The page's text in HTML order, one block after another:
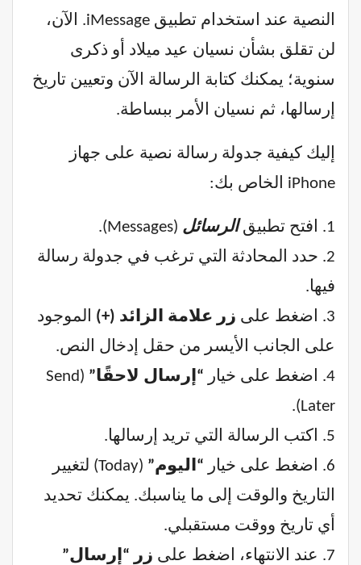
النصية عند استخدام تطبيق iMessage. الآن،
لن تقلق بشأن نسيان عيد ميلاد أو ذكرى
سنوية؛ يمكنك كتابة الرسالة الآن وتعيين تاريخ
إرسالها، ثم نسيان الأمر ببساطة.
إليك كيفية جدولة رسالة نصية على جهاز
iPhone الخاص بك:
1. افتح تطبيق الرسائل (Messages).
2. حدد المحادثة التي ترغب في جدولة رسالة
فيها.
3. اضغط على
زر علامة الزائد (+) الموجود
على الجانب الأيسر من حقل إدخال النص.
4. اضغط على خيار
“إرسال لاحقًا”
(Send
Later).
5. اكتب الرسالة التي تريد إرسالها.
6. اضغط على خيار
“اليوم”
(Today) لتغيير
التاريخ والوقت إلى ما يناسبك. يمكنك تحديد
أي تاريخ ووقت مستقبلي.
7. عند الانتهاء، اضغط على
زر “إرسال”